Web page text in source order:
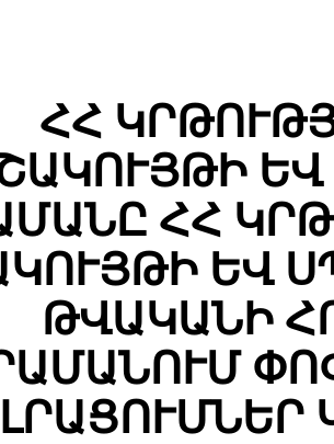
ՀՀ
ՀՀ
ԵՎ
ԹՎԱԿԱՆԻ
ԼՐԱՑՈՒՄՆԵՐ